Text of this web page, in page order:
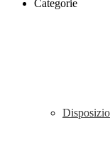
Categorie